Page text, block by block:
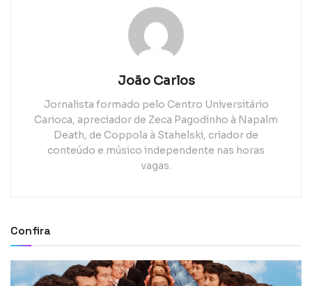
João Carlos
Jornalista formado pelo Centro Universitário
Carioca, apreciador de Zeca Pagodinho à Napalm
Death, de Coppola à Stahelski, criador de
conteúdo e músico independente nas horas
vagas.
Confira